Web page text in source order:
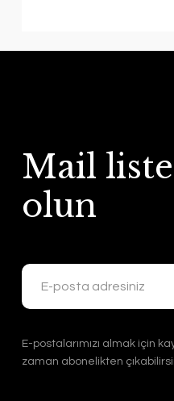
Mail
olun
E-postalarımızı almak için
zaman abonelikten